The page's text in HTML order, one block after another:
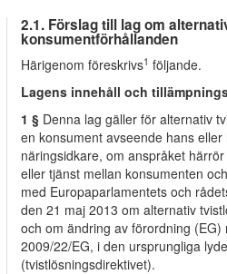
2.1. Förslag till lag om
konsumentförhållanden
Härigenom föreskrivs1 följande.
Lagens innehåll och
1 § Denna lag gäller för alternativ
en konsument avseende hans
näringsidkare, om anspråket
eller tjänst mellan konsumenten
med Europaparlamentets och
den 21 maj 2013 om alternativ
och om ändring av förordning
2009/22/EG, i den ursprungliga
(tvistlösningsdirektivet).